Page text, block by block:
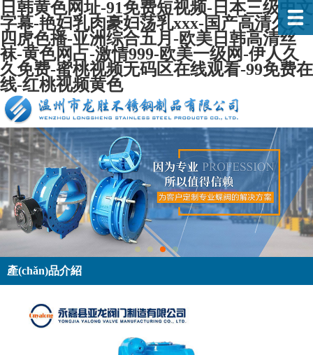
日韩黄色网址-91免费短视频-日本三级中文
字幕-艳妇乳肉豪妇荡乳xxx-国产高清久久-
四虎色播-亚洲综合五月-欧美日韩高清丝
袜-黄色网占-激情999-欧美一级网-伊人久
久免费-蜜桃视频无码区在线观看-99免费在
线-红桃视频黄色
產(chǎn)品介紹